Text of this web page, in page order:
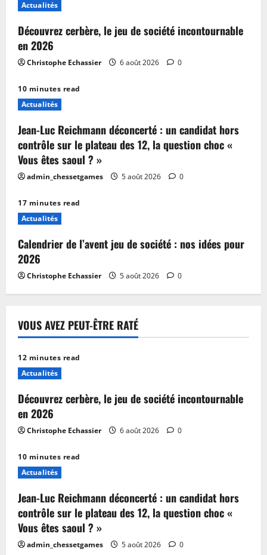
Actualités
Découvrez cerbère, le jeu de société incontournable
en 2026
Christophe Echassier 6 août 2026 0
10 minutes read
Actualités
Jean-Luc Reichmann déconcerté : un candidat hors
contrôle sur le plateau des 12, la question choc «
Vous êtes saoul ? »
admin_chessetgames 5 août 2026 0
17 minutes read
Actualités
Calendrier de l’avent jeu de société : nos idées pour
2026
Christophe Echassier 5 août 2026 0
VOUS AVEZ PEUT-ÊTRE RATÉ
12 minutes read
Actualités
Découvrez cerbère, le jeu de société incontournable
en 2026
Christophe Echassier 6 août 2026 0
10 minutes read
Actualités
Jean-Luc Reichmann déconcerté : un candidat hors
contrôle sur le plateau des 12, la question choc «
Vous êtes saoul ? »
admin_chessetgames 5 août 2026 0